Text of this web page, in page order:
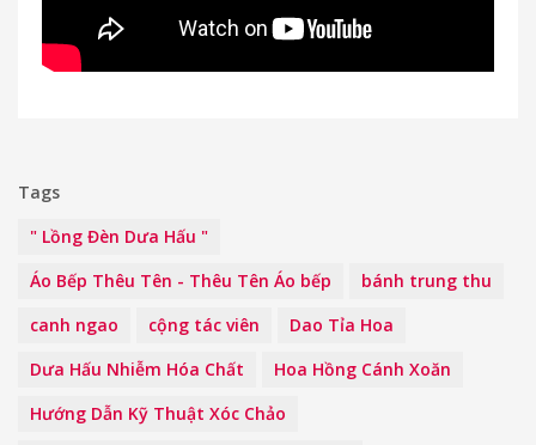
Tags
" Lồng Đèn Dưa Hấu "
Áo Bếp Thêu Tên - Thêu Tên Áo bếp
bánh trung thu
canh ngao
cộng tác viên
Dao Tỉa Hoa
Dưa Hấu Nhiễm Hóa Chất
Hoa Hồng Cánh Xoăn
Hướng Dẫn Kỹ Thuật Xóc Chảo